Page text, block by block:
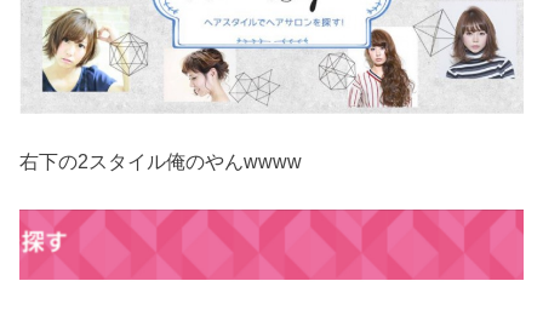
右下の2スタイル俺のやんwwww